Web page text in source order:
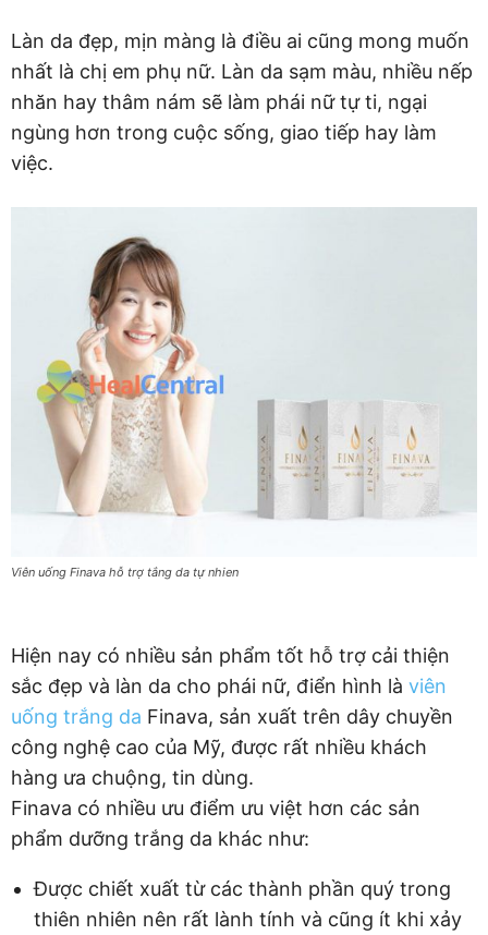
Làn da đẹp, mịn màng là điều ai cũng mong muốn
nhất là chị em phụ nữ. Làn da sạm màu, nhiều nếp
nhăn hay thâm nám sẽ làm phái nữ tự ti, ngại
ngùng hơn trong cuộc sống, giao tiếp hay làm
việc.
Viên uống Finava hỗ trợ tắng da tự nhien
Hiện nay có nhiều sản phẩm tốt hỗ trợ cải thiện
sắc đẹp và làn da cho phái nữ, điển hình là viên
uống trắng da Finava, sản xuất trên dây chuyền
công nghệ cao của Mỹ, được rất nhiều khách
hàng ưa chuộng, tin dùng.
Finava có nhiều ưu điểm ưu việt hơn các sản
phẩm dưỡng trắng da khác như:
Được chiết xuất từ các thành phần quý trong
thiên nhiên nên rất lành tính và cũng ít khi xảy